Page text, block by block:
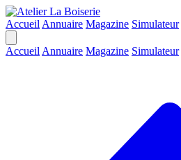
Accueil Annuaire Magazine Simulateur
Accueil Annuaire Magazine Simulateur